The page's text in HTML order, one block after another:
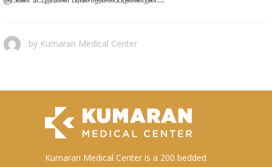
by Kumaran Medical Center
Kumaran Medical Center is a 200 bedded